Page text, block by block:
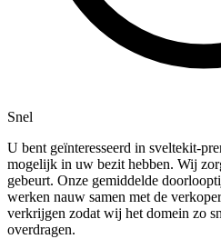
Snel
U bent geïnteresseerd in sveltekit-
mogelijk in uw bezit hebben. Wij
gebeurt. Onze gemiddelde
werken nauw samen met de
verkrijgen zodat wij het domein zo
overdragen.